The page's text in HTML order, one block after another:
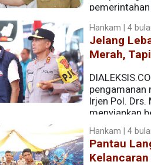
Hankam | 4
Jelang
Merah,
pengamanan
Irjen Pol. Drs.
menyiapkan
tetap kondusif selama
Hankam | 4
Pantau